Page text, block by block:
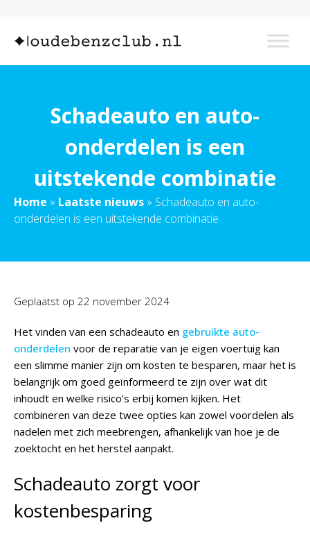
Schadeauto en auto-
onderdelen is een
uitstekende combinatie
Home » Laatste nieuws » Schadeauto en auto-
onderdelen is een uitstekende combinatie
Geplaatst op 22 november 2024
Het vinden van een schadeauto en gebruikte auto-
onderdelen voor de reparatie van je eigen voertuig kan
een slimme manier zijn om kosten te besparen, maar het is
belangrijk om goed geïnformeerd te zijn over wat dit
inhoudt en welke risico’s erbij komen kijken. Het
combineren van deze twee opties kan zowel voordelen als
nadelen met zich meebrengen, afhankelijk van hoe je de
zoektocht en het herstel aanpakt.
Schadeauto zorgt voor
kostenbesparing